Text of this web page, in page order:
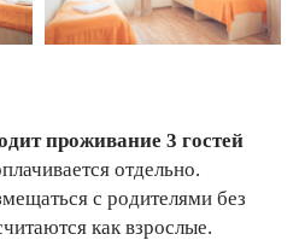
проживание 3 гостей
отдельно.
с родителями без
как взрослые.